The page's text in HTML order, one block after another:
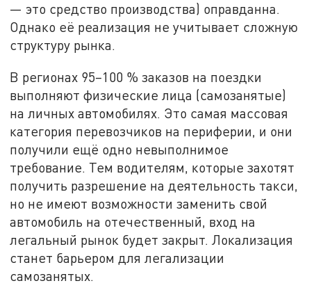
— это средство производства) оправданна.
Однако её реализация не учитывает сложную
структуру рынка.
В регионах 95–100 % заказов на поездки
выполняют физические лица (самозанятые)
на личных автомобилях. Это самая массовая
категория перевозчиков на периферии, и они
получили ещё одно невыполнимое
требование. Тем водителям, которые захотят
получить разрешение на деятельность такси,
но не имеют возможности заменить свой
автомобиль на отечественный, вход на
легальный рынок будет закрыт. Локализация
станет барьером для легализации
самозанятых.